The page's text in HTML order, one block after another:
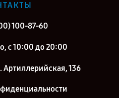
100-87-60
с 10:00 до 20:00
Артиллерийская, 136